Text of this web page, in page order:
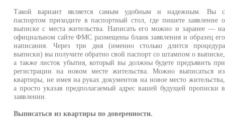
Такой вариант является самым удобным и надежным. Вы с
паспортом приходите в паспортный стол, где пишете заявление о
выписке с места жительства. Написать его можно и заранее — на
официальном сайте ФМС размещены бланк заявления и образец его
написания. Через три дня (именно столько длится процедура
выписки) вы получите обратно свой паспорт со штампом о выписке,
а также листок убытия, который вы должны будете предъявить при
регистрации на новом месте жительства. Можно выписаться из
квартиры, не имея на руках документов на новое место жительства,
а просто указав предполагаемый адрес вашей будущей прописки в
заявлении.
Выписаться из квартиры по доверенности.